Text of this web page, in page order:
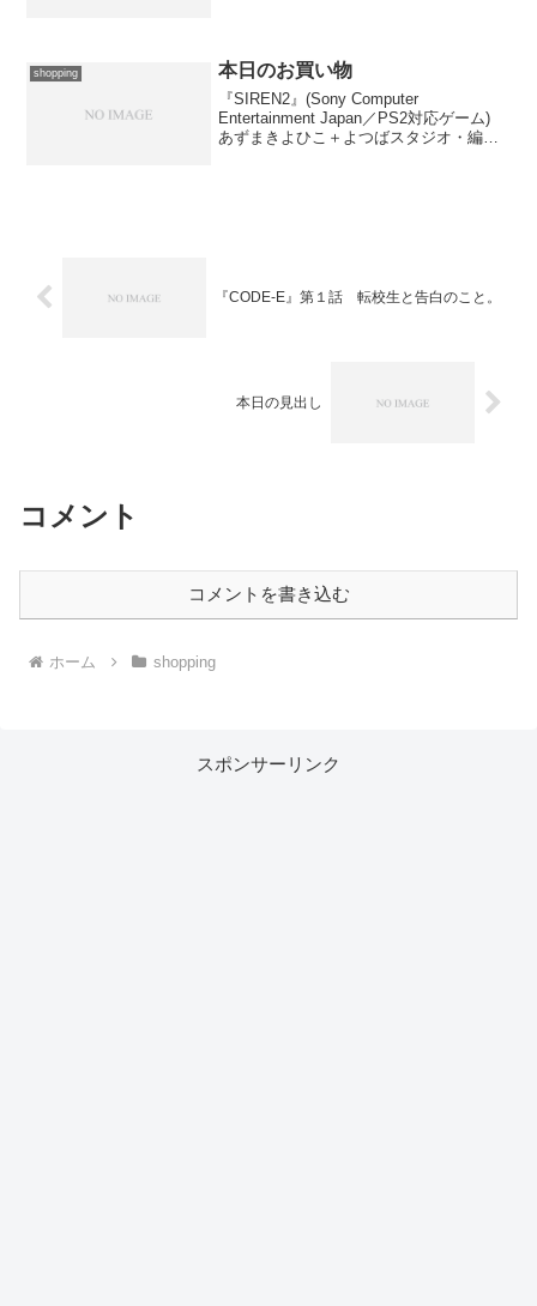
shopping 本日のお買い物
『SIREN2』(Sony Computer
Entertainment Japan／PS2対応ゲーム)
あずまきよひこ＋よつばスタジオ・編
『CODE-E』第１話 転校生と告白のこと。
本日の見出し
コメント
コメントを書き込む
ホーム shopping
スポンサーリンク